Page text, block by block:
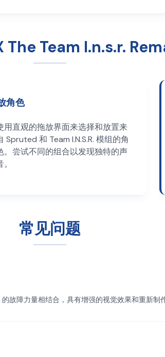
The Team I.n.s.r.
角色
用直观的拖放界面来选择和放置来
Spruted 和 Team I.N.S.R. 模组的角
。尝试不同的组合以发现独特的声
常见问题
故障力量相结合，具有增强的视觉效果和重新制